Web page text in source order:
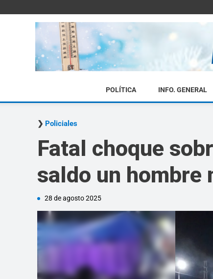
POLÍTICA INFO. GENERAL
Policiales
Fatal choque
saldo un hombre
28 de agosto 2025